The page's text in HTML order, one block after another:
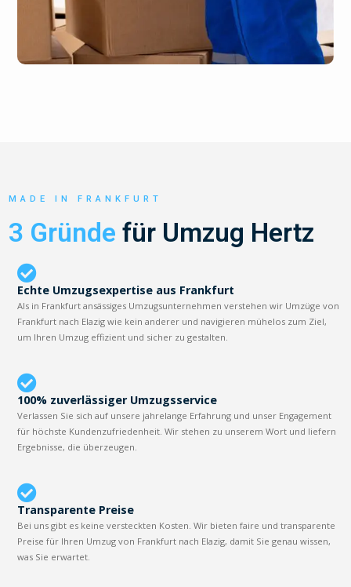
MADE IN FRANKFURT
3 Gründe für Umzug Hertz
Echte Umzugsexpertise aus Frankfurt
Als in Frankfurt ansässiges Umzugsunternehmen verstehen wir Umzüge von
Frankfurt nach Elazig wie kein anderer und navigieren mühelos zum Ziel,
um Ihren Umzug effizient und sicher zu gestalten.
100% zuverlässiger Umzugsservice
Verlassen Sie sich auf unsere jahrelange Erfahrung und unser Engagement
für höchste Kundenzufriedenheit. Wir stehen zu unserem Wort und liefern
Ergebnisse, die überzeugen.
Transparente Preise
Bei uns gibt es keine versteckten Kosten. Wir bieten faire und transparente
Preise für Ihren Umzug von Frankfurt nach Elazig, damit Sie genau wissen,
was Sie erwartet.